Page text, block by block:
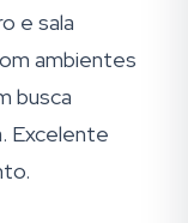
e sala
ambientes
busca
Excelente